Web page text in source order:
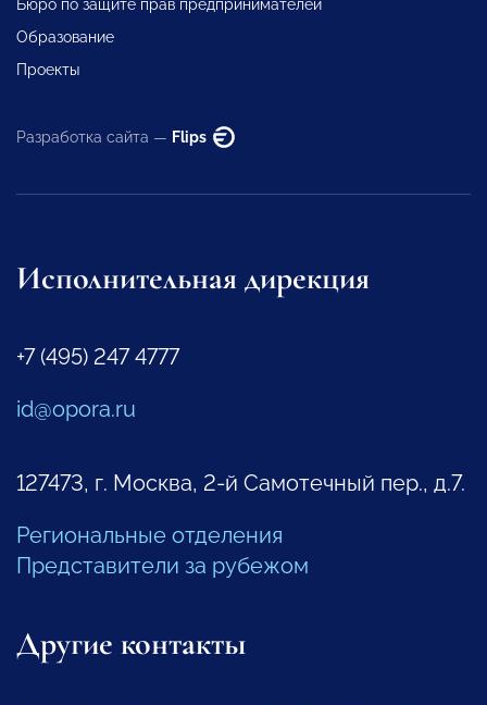
Бюро по защите прав предпринимателей
Образование
Проекты
Разработка сайта — Flips
Исполнительная дирекция
+7 (495) 247 4777
id@opora.ru
127473, г. Москва, 2-й Самотечный пер., д.7.
Региональные отделения
Представители за рубежом
Другие контакты